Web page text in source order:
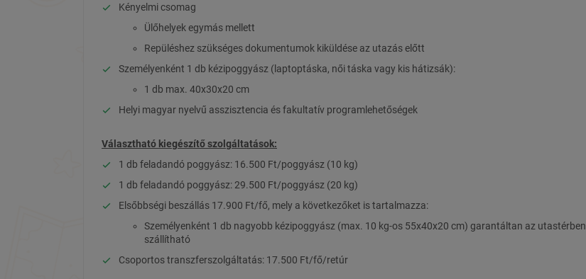
Kényelmi csomag
Ülőhelyek egymás mellett
Repüléshez szükséges dokumentumok kiküldése az utazás előtt
Személyenként 1 db kézipoggyász (laptoptáska, női táska vagy kis hátizsák):
1 db max. 40x30x20 cm
Helyi magyar nyelvű asszisztencia és fakultatív programlehetőségek
Választható kiegészítő szolgáltatások:
1 db feladandó poggyász: 16.500 Ft/poggyász (10 kg)
1 db feladandó poggyász: 29.500 Ft/poggyász (20 kg)
Elsőbbségi beszállás 17.900 Ft/fő, mely a következőket is tartalmazza:
Személyenként 1 db nagyobb kézipoggyász (max. 10 kg-os 55x40x20 cm) garantáltan az utastérben
szállítható
Csoportos transzferszolgáltatás: 17.500 Ft/fő/retúr